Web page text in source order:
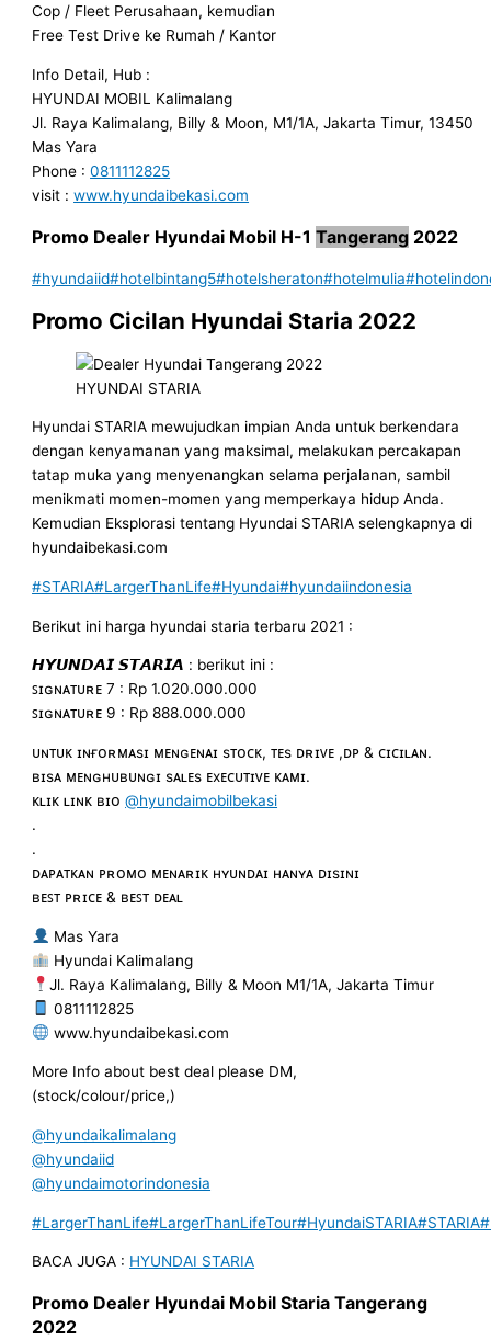
Cop / Fleet Perusahaan, kemudian
Free Test Drive ke Rumah / Kantor
Info Detail, Hub :
HYUNDAI MOBIL Kalimalang
Jl. Raya Kalimalang, Billy & Moon, M1/1A, Jakarta Timur, 13450
Mas Yara
Phone :0811112825
visit :www.hyundaibekasi.com
Promo Dealer Hyundai Mobil H-1Tangerang 2022
#hyundaiid#hotelbintang5#hotelsheraton#hotelmulia
Promo Cicilan Hyundai Staria 2022
HYUNDAI STARIA
Hyundai STARIA mewujudkan impian Anda untuk berkendara
dengan kenyamanan yang maksimal, melakukan percakapan
tatap muka yang menyenangkan selama perjalanan, sambil
menikmati momen-momen yang memperkaya hidup Anda.
Kemudian Eksplorasi tentang Hyundai STARIA selengkapnya di
hyundaibekasi.com
#STARIA#LargerThanLife#Hyundai#hyundaiindonesia
Berikut ini harga hyundai staria terbaru 2021 :
𝙃𝙔𝙐𝙉𝘿𝘼𝙄 𝙎𝙏𝘼𝙍𝙄𝘼 : berikut ini :
ꜱɪɢɴᴀᴛᴜʀᴇ 7 : Rp 1.020.000.000
ꜱɪɢɴᴀᴛᴜʀᴇ 9 : Rp 888.000.000
ᴜɴᴛᴜᴋ ɪɴғᴏʀᴍᴀsɪ ᴍᴇɴɢᴇɴᴀɪ sᴛᴏᴄᴋ, ᴛᴇs ᴅʀɪᴠᴇ ,ᴅᴘ & ᴄɪᴄɪʟᴀɴ.
ʙɪsᴀ ᴍᴇɴɢʜᴜʙᴜɴɢɪ sᴀʟᴇs ᴇxᴇᴄᴜᴛɪᴠᴇ ᴋᴀᴍɪ.
ᴋʟɪᴋ ʟɪɴᴋ ʙɪᴏ@hyundaimobilbekasi
.
.
ᴅᴀᴘᴀᴛᴋᴀɴ ᴘʀᴏᴍᴏ ᴍᴇɴᴀʀɪᴋ ʜʏᴜɴᴅᴀɪ ʜᴀɴʏᴀ ᴅɪsɪɴɪ
ʙᴇꜱᴛ ᴘʀɪᴄᴇ & ʙᴇꜱᴛ ᴅᴇᴀʟ
Mas Yara
Hyundai Kalimalang
Jl. Raya Kalimalang, Billy & Moon M1/1A, Jakarta Timur
0811112825
www.hyundaibekasi.com
More Info about best deal please DM,
(stock/colour/price,)
@hyundaikalimalang
@hyundaiid
@hyundaimotorindonesia
#LargerThanLife#LargerThanLifeTour#HyundaiSTARIA#STARIA
BACA JUGA : HYUNDAI STARIA
Promo Dealer Hyundai Mobil StariaTangerang
2022